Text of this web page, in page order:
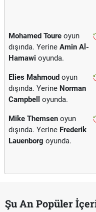
Mohamed Toure oyun
dışında. Yerine Amin Al-
Hamawi oyunda.
Elies Mahmoud oyun
dışında. Yerine Norman
Campbell
oyunda.
Mike Themsen oyun
dışında. Yerine Frederik
Lauenborg oyunda.
Şu An Popüler